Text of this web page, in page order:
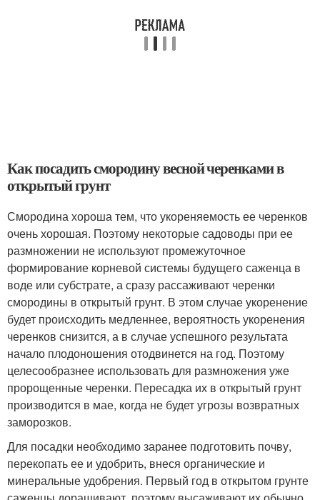
Как посадить смородину весной черенками в
открытый грунт
Смородина хороша тем, что укореняемость ее черенков
очень хорошая. Поэтому некоторые садоводы при ее
размножении не используют промежуточное
формирование корневой системы будущего саженца в
воде или субстрате, а сразу рассаживают черенки
смородины в открытый грунт. В этом случае укоренение
будет происходить медленнее, вероятность укоренения
черенков снизится, а в случае успешного результата
начало плодоношения отодвинется на год. Поэтому
целесообразнее использовать для размножения уже
пророщенные черенки. Пересадка их в открытый грунт
производится в мае, когда не будет угрозы возвратных
заморозков.
Для посадки необходимо заранее подготовить почву,
перекопать ее и удобрить, внеся органические и
минеральные удобрения. Первый год в открытом грунте